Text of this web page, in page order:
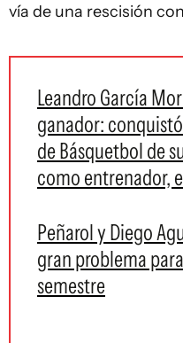
vía de una rescisión
Leandro García
ganador:
de Básquetbol de
como entrenador,
Peñarol y Diego
gran problema
semestre